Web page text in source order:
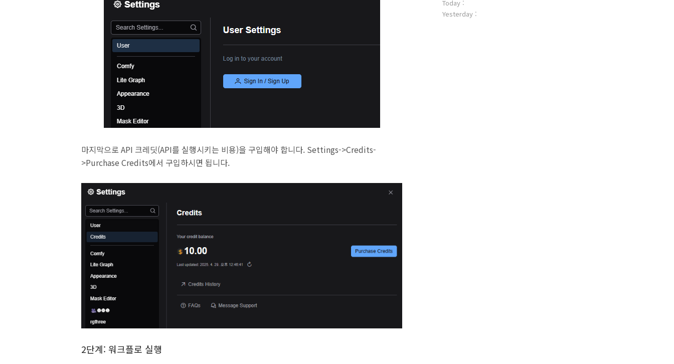
마지막으로 API 크레딧(API를 실행시키는 비용)을 구입해야 합니다. Settings->Credits-
>Purchase Credits에서 구입하시면 됩니다.
2단계: 워크플로 실행
문
자
Today :
Yesterday :